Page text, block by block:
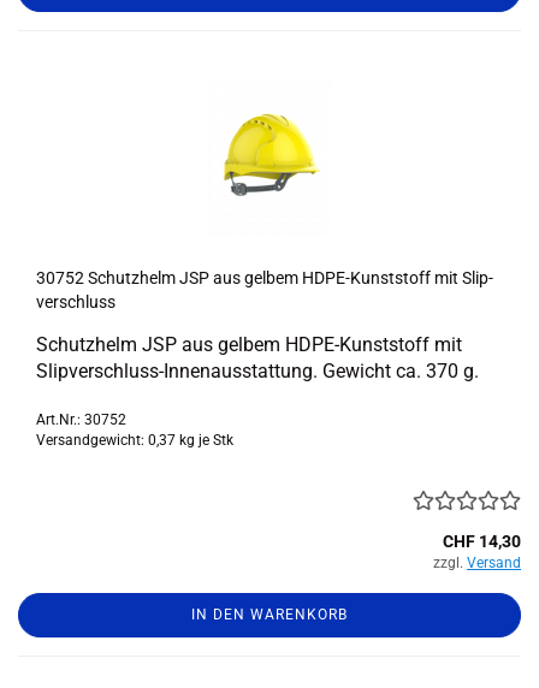
30752 Schutz­helm JSP aus gel­bem HDPE-​Kunst­stoff mit Slip­
ver­schluss
Schutz­helm JSP aus gel­bem HDPE-​Kunststoff mit
Slipverschluss-​Innenausstattung. Ge­wicht ca. 370 g.
Art.Nr.: 30752
Versandgewicht: 0,37 kg je Stk
CHF 14,30
zzgl. Versand
IN DEN WARENKORB